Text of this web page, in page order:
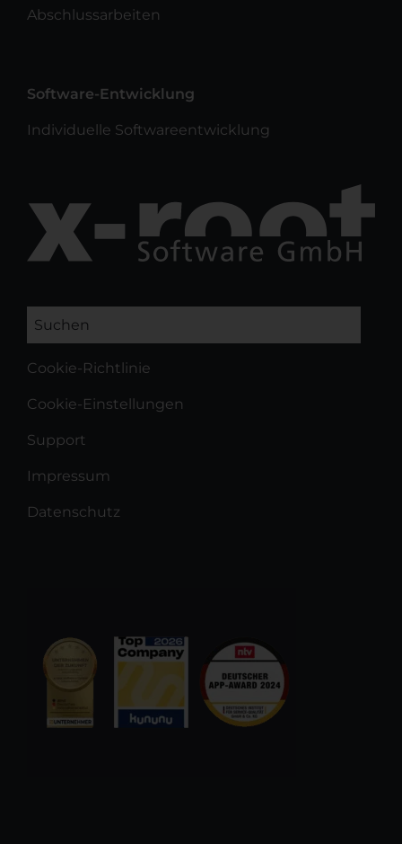
Abschlussarbeiten
Software-Entwicklung
Individuelle Softwareentwicklung
Cookie-Richtlinie
Cookie-Einstellungen
Support
Impressum
Datenschutz